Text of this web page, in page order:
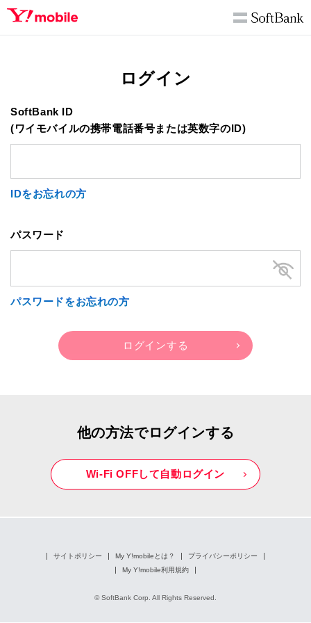
ログイン
SoftBank ID
(ワイモバイルの携帯電話番号または英数字のID)
IDをお忘れの方
パスワード
パスワードをお忘れの方
他の方法でログインする
Wi-Fi OFFして自動ログイン
サイトポリシー My Y!mobileとは？
プライバシーポリシー
My Y!mobile利用規約
© SoftBank Corp. All Rights Reserved.